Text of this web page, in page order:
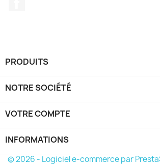
PRODUITS
NOTRE SOCIÉTÉ
VOTRE COMPTE
INFORMATIONS
© 2026 - Logiciel e-commerce par